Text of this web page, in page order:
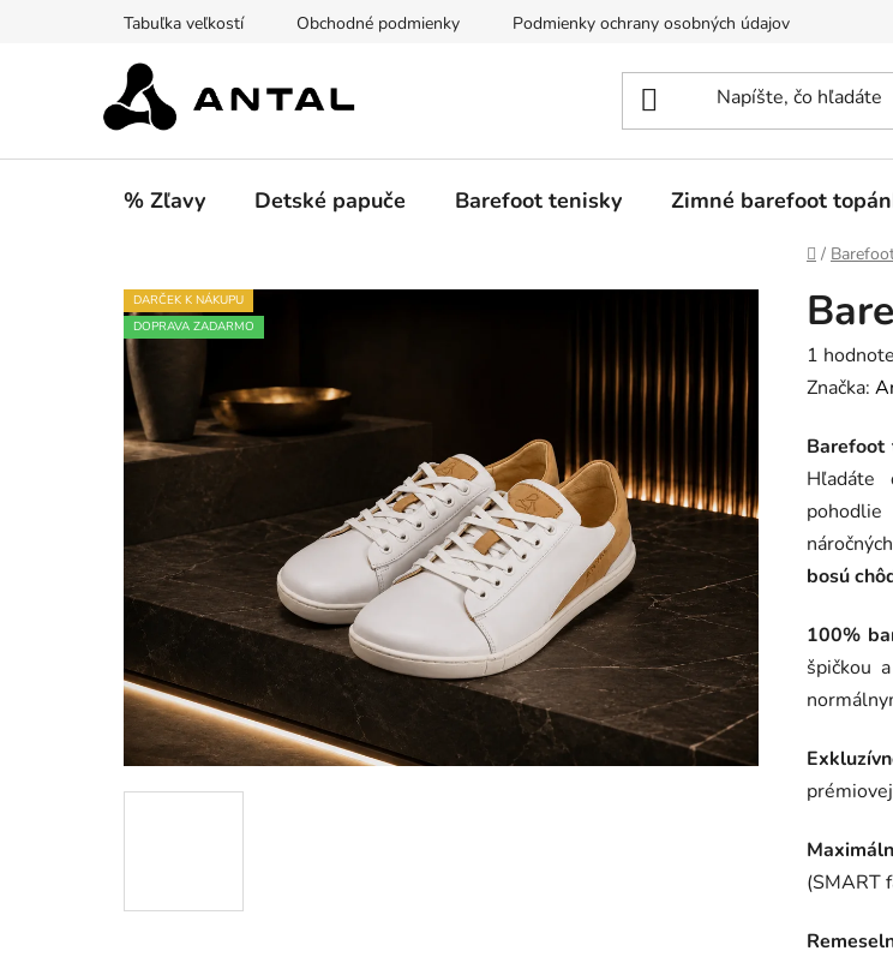
Tabuľka veľkostí Obchodné podmienky Podmienky ochrany osobných údajov
% Zľavy Detské papuče Barefoot tenisky Zimné barefoot
Domov
/
Priemerné
je
5,0
z
5
1
Značka:
Barefoot
Hľadáte
bosú
100%
špičkou
(SMART
DARČEK K NÁKUPU
DOPRAVA ZADARMO